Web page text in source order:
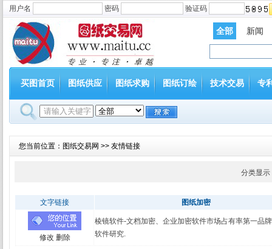
用户名 密码 验证码
全部 新闻
买图首页 图纸供应 图纸求购 图纸订绘 技术交易 专
您当前位置： 图纸交易网 >> 友情链接
分类显示
文字链接 图纸加密
修改 删除
棱镜软件-文档加密、企业加密软件市场占有率第一品
软件研究.